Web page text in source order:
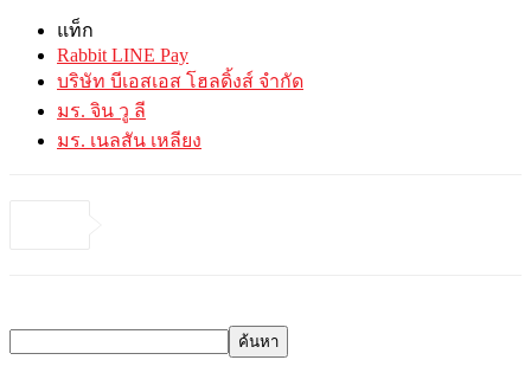
แท็ก
Rabbit LINE Pay
บริษัท บีเอสเอส โฮลดิ้งส์ จำกัด
มร. จิน วู ลี
มร. เนลสัน เหลียง